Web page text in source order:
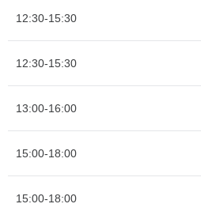
12:30-15:30
12:30-15:30
13:00-16:00
15:00-18:00
15:00-18:00